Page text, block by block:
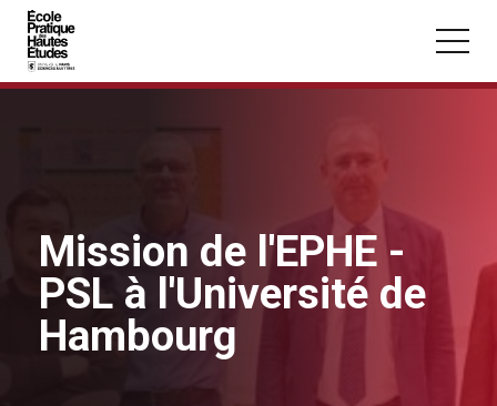
Vous recherchez peut-être :
Conférence Master Section
Mission de l'EPHE -
PSL à l'Université de
Hambourg
Panneau de gestion des cookies